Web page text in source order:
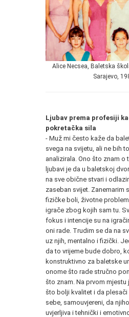
Alice Necsea, Baletska
Sarajevo,
Ljubav prema profesiji
pokretačka sila
- Muž mi često kaže da
svega na svijetu, ali ne bih
analizirala. Ono što znam
ljubavi je da u baletskoj
na sve obične stvari i
zaseban svijet. Zanemarim
fizičke boli, životne
igrače zbog kojih sam tu.
fokus i intencije su na
oni rade. Trudim se da na
uz njih, mentalno i fizički.
da to vrijeme bude dobro,
konstruktivno za baletske
onome što rade stručno
što znam. Na prvom
što bolji kvalitet i da plesači
sebe, samouvjereni, da
uvjerljiva i tehnički i